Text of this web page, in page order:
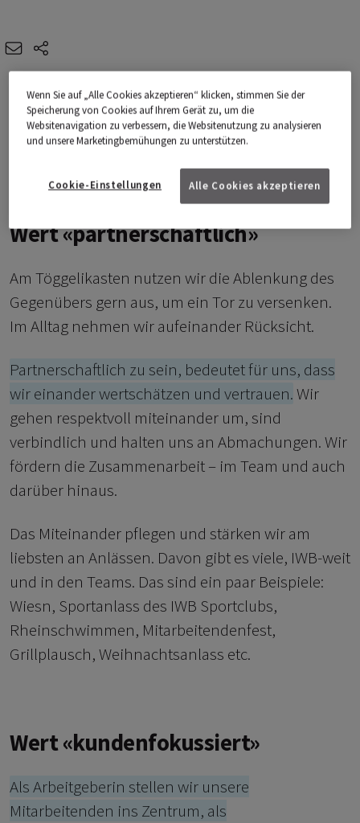
e-mail
Am Töggelikasten wollen wir gewinnen. Im
Alltag nehmen wir Rücksicht aufeinander und
sind partnerschaftlich. Das ist einer unserer
Wert «partnerschaftlich»
Am Töggelikasten nutzen wir die Ablenkung des
Gegenübers gern aus, um ein Tor zu versenken.
Im Alltag nehmen wir aufeinander Rücksicht.
Partnerschaftlich zu sein, bedeutet für uns, dass
wir einander wertschätzen und vertrauen.Wir
gehen respektvoll miteinander um, sind
verbindlich und halten uns an Abmachungen. Wir
fördern die Zusammenarbeit – im Team und auch
darüber hinaus.
Das Miteinander pflegen und stärken wir am
liebsten an Anlässen. Davon gibt es viele, IWB-weit
und in den Teams. Das sind ein paar Beispiele:
Wiesn, Sportanlass des IWB Sportclubs,
Rheinschwimmen, Mitarbeitendenfest,
Grillplausch, Weihnachtsanlass etc.
Wert «kundenfokussiert»
Als Arbeitgeberin stellen wir unsere
Mitarbeitenden ins Zentrum, als
Wenn Sie auf „Alle Cookies akzeptieren“ klicken, stimmen Sie der
Speicherung von Cookies auf Ihrem Gerät zu, um die
Websitenavigation zu verbessern, die Websitenutzung zu analysieren
und unsere Marketingbemühungen zu unterstützen.
Alle Cookies akzeptieren
Cookie-Einstellungen